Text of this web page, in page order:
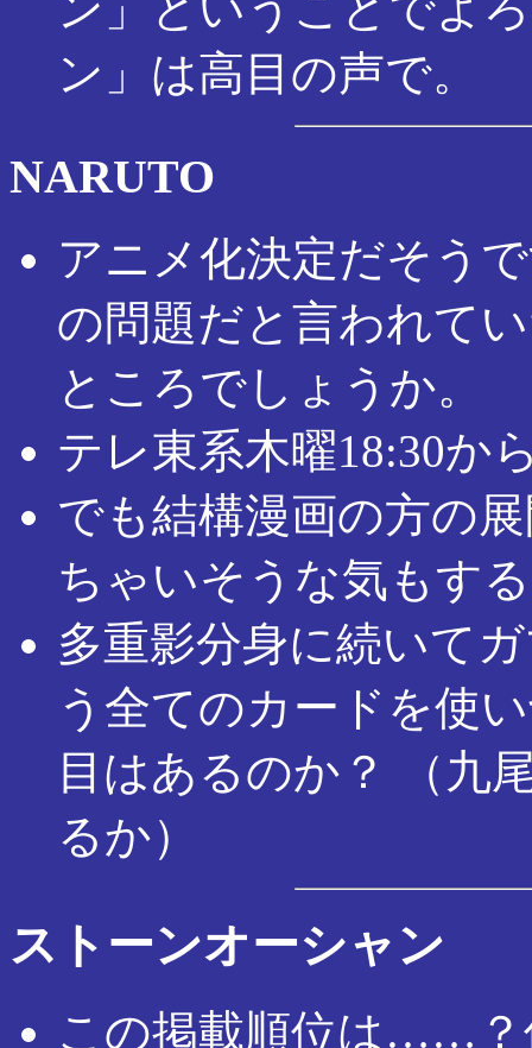
ン」は高目の声で。
NARUTO
アニメ化決定だそう
の問題だと言われて
ところでしょうか。
テレ東系木曜18:30か
でも結構漫画の方の
ちゃいそうな気もす
多重影分身に続いて
う全てのカードを使
目はあるのか？ （九
るか）
ストーンオーシャン
この掲載順位は……？